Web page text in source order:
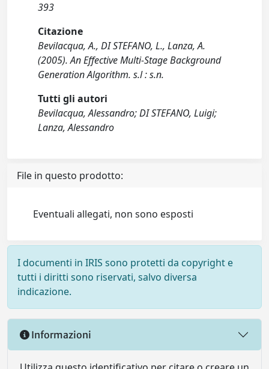
393
Citazione
Bevilacqua, A., DI STEFANO, L., Lanza, A.
(2005). An Effective Multi-Stage Background
Generation Algorithm. s.l : s.n.
Tutti gli autori
Bevilacqua, Alessandro; DI STEFANO, Luigi;
Lanza, Alessandro
File in questo prodotto:
Eventuali allegati, non sono esposti
I documenti in IRIS sono protetti da copyright e
tutti i diritti sono riservati, salvo diversa
indicazione.
Informazioni